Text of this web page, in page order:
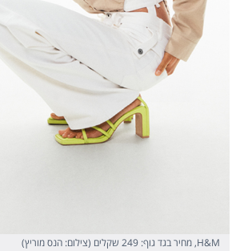
H&M, מחיר בגד גוף: 249 שקלים (צילום: הנס מוריץ)